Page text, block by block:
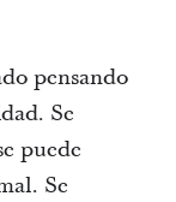
pensando
Se
puede
Se